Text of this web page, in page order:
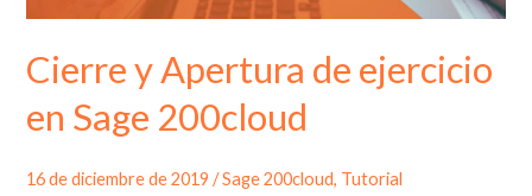
Cierre y Apertura de ejercicio
en Sage 200cloud
16 de diciembre de 2019/Sage 200cloud, Tutorial